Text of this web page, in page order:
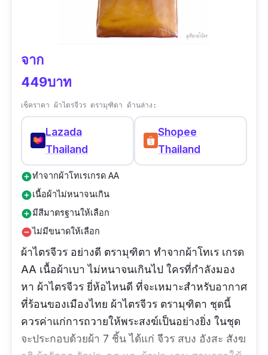
จาก
449บาท
เช็คราคา ผ้าไตรจีวร ตรามุฑิตา ด้านล่าง:
Lazada
Thailand
Shopee
Thailand
add_circleทำจากผ้าโทเรเกรด AA
add_circleเนื้อผ้าไม่หนาจนเกิน
add_circleมีสีมาตรฐานให้เลือก
remove_circleไม่มีขนาดให้เลือก
ผ้าไตรจีวร อย่างดี ตรามุฑิตา ทำจากผ้าโทเร เกรด
AA เนื้อผ้าเบา ไม่หนาจนเกินไป ใครที่กำลังมอง
หา ผ้าไตรจีวร ยี่ห้อไหนดี ที่จะเหมาะสำหรับอากาศ
ที่ร้อนของเมืองไทย ผ้าไตรจีวร ตรามุฑิตา ชุดนี้
ควรค่าแก่การถวายให้พระสงฆ์เป็นอย่างยิ่ง ในชุด
จะประกอบด้วยผ้า 7 ชิ้น ได้แก่ จีวร สบง อังสะ สังฆ